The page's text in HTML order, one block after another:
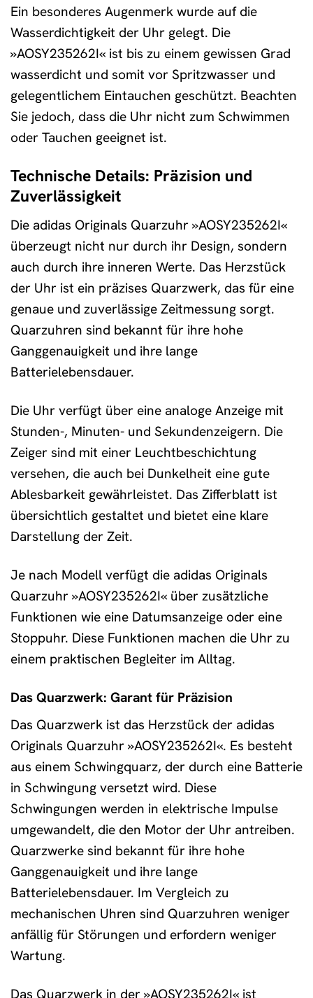
Ein besonderes Augenmerk wurde auf die
Wasserdichtigkeit der Uhr gelegt. Die
»AOSY235262I« ist bis zu einem gewissen Grad
wasserdicht und somit vor Spritzwasser und
gelegentlichem Eintauchen geschützt. Beachten
Sie jedoch, dass die Uhr nicht zum Schwimmen
oder Tauchen geeignet ist.
Technische Details: Präzision und
Zuverlässigkeit
Die adidas Originals Quarzuhr »AOSY235262I«
überzeugt nicht nur durch ihr Design, sondern
auch durch ihre inneren Werte. Das Herzstück
der Uhr ist ein präzises Quarzwerk, das für eine
genaue und zuverlässige Zeitmessung sorgt.
Quarzuhren sind bekannt für ihre hohe
Ganggenauigkeit und ihre lange
Batterielebensdauer.
Die Uhr verfügt über eine analoge Anzeige mit
Stunden-, Minuten- und Sekundenzeigern. Die
Zeiger sind mit einer Leuchtbeschichtung
versehen, die auch bei Dunkelheit eine gute
Ablesbarkeit gewährleistet. Das Zifferblatt ist
übersichtlich gestaltet und bietet eine klare
Darstellung der Zeit.
Je nach Modell verfügt die adidas Originals
Quarzuhr »AOSY235262I« über zusätzliche
Funktionen wie eine Datumsanzeige oder eine
Stoppuhr. Diese Funktionen machen die Uhr zu
einem praktischen Begleiter im Alltag.
Das Quarzwerk: Garant für Präzision
Das Quarzwerk ist das Herzstück der adidas
Originals Quarzuhr »AOSY235262I«. Es besteht
aus einem Schwingquarz, der durch eine Batterie
in Schwingung versetzt wird. Diese
Schwingungen werden in elektrische Impulse
umgewandelt, die den Motor der Uhr antreiben.
Quarzwerke sind bekannt für ihre hohe
Ganggenauigkeit und ihre lange
Batterielebensdauer. Im Vergleich zu
mechanischen Uhren sind Quarzuhren weniger
anfällig für Störungen und erfordern weniger
Wartung.
Das Quarzwerk in der »AOSY235262I« ist